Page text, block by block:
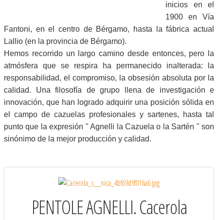
inicios en el
1900 en Vía
Fantoni, en el centro de Bérgamo, hasta la fábrica actual
Lallio (en la provincia de Bérgamo).
Hemos recorrido un largo camino desde entonces, pero la
atmósfera que se respira ha permanecido inalterada: la
responsabilidad, el compromiso, la obsesión absoluta por la
calidad. Una filosofía de grupo llena de investigación e
innovación, que han logrado adquirir una posición sólida en
el campo de cazuelas profesionales y sartenes, hasta tal
punto que la expresión " Agnelli la Cazuela o la Sartén " son
sinónimo de la mejor producción y calidad.
PENTOLE AGNELLI. Cacerola